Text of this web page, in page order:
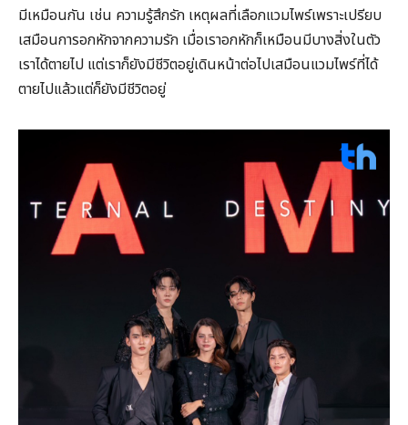
มีเหมือนกัน เช่น ความรู้สึกรัก เหตุผลที่เลือกแวมไพร์เพราะเปรียบ
เสมือนการอกหักจากความรัก เมื่อเราอกหักก็เหมือนมีบางสิ่งในตัว
เราได้ตายไป แต่เราก็ยังมีชีวิตอยู่เดินหน้าต่อไปเสมือนแวมไพร์ที่ได้
ตายไปแล้วแต่ก็ยังมีชีวิตอยู่